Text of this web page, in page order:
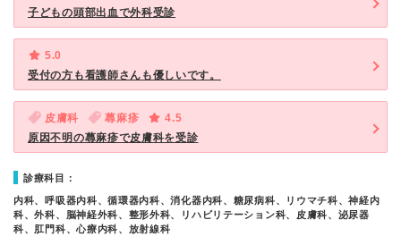
子どもの頭部出血で外科受診
5.0
受付の方も看護師さんも優しいです。
皮膚科 蕁麻疹
4.5
原因不明の蕁麻疹で皮膚科を受診
診療科目：
内科、呼吸器内科、循環器内科、消化器内科、糖尿病科、リウマチ科、神経内
科、外科、脳神経外科、整形外科、リハビリテーション科、皮膚科、泌尿器
科、肛門科、心療内科、放射線科